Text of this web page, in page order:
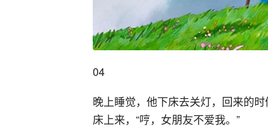
04
晚上睡觉，他下床去关灯，回来的
床上来，“哼，女朋友不爱我。”